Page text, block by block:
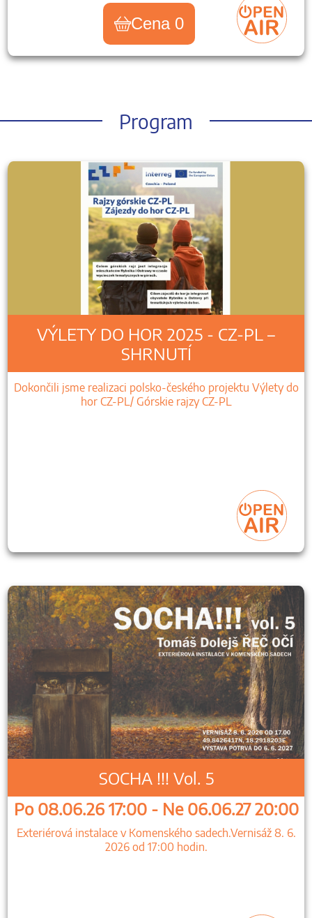
Cena 0
Program
VÝLETY DO HOR 2025 - CZ-PL –
SHRNUTÍ
Dokončili jsme realizaci polsko-českého projektu Výlety do
hor CZ-PL/ Górskie rajzy CZ-PL
SOCHA !!! Vol. 5
Po 08.06.26 17:00 - Ne 06.06.27 20:00
Exteriérová instalace v Komenského sadech.Vernisáž 8. 6.
2026 od 17:00 hodin.